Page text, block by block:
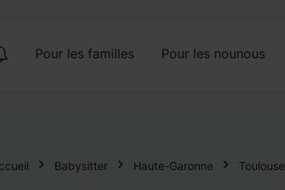
Pour les familles Pour les nounous
Babysitter Haute-Garonne Toulouse